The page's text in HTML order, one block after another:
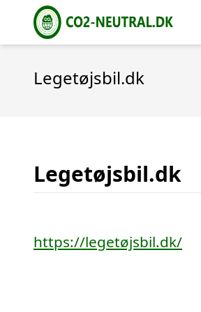
Legetøjsbil.dk
Legetøjsbil.dk
https://legetøjsbil.dk/